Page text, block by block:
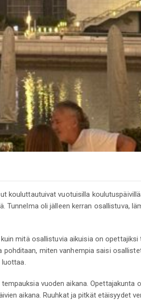
kouluttautuivat vuotuisilla
Tunnelma oli jälleen kerran osallistuva,
mitä osallistuvia aikuisia on opettajiksi
miten vanhempia saisi
vuoden aikana. Opettajakunta
aikana. Ruuhkat ja pitkät etäisyydet